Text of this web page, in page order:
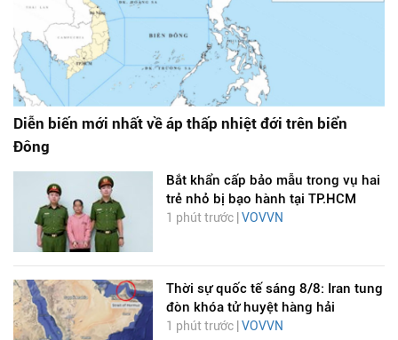
Diễn biến mới nhất về áp thấp nhiệt đới trên biển
Đông
Bắt khẩn cấp bảo mẫu trong vụ hai
trẻ nhỏ bị bạo hành tại TP.HCM
1 phút trước | VOVVN
Thời sự quốc tế sáng 8/8: Iran tung
đòn khóa tử huyệt hàng hải
1 phút trước | VOVVN